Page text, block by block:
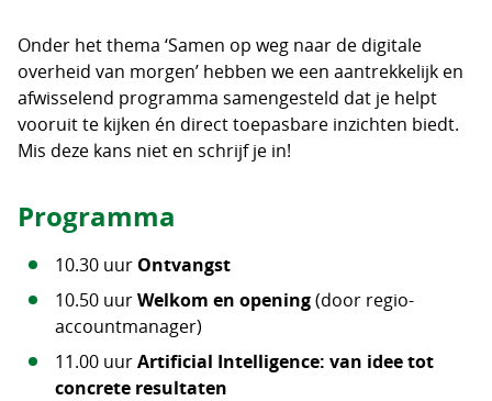
Onder het thema ‘Samen op weg naar de digitale
overheid van morgen’ hebben we een aantrekkelijk en
afwisselend programma samengesteld dat je helpt
vooruit te kijken én direct toepasbare inzichten biedt.
Mis deze kans niet en schrijf je in!
Programma
10.30 uur Ontvangst
10.50 uurWelkom en opening(door regio-
accountmanager)
11.00 uurArtificial Intelligence: van idee tot
concrete resultaten